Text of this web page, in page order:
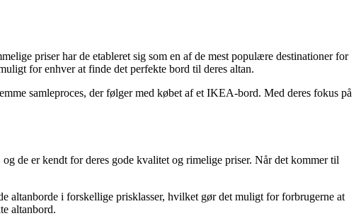
priser har de etableret sig som en af ​​de mest populære destinationer for
for enhver at finde det perfekte bord til deres altan.
samleproces, der følger med købet af et IKEA-bord. Med deres fokus på
de er kendt for deres gode kvalitet og rimelige priser. Når det kommer til
altanborde i forskellige prisklasser, hvilket gør det muligt for forbrugerne at
altanbord.